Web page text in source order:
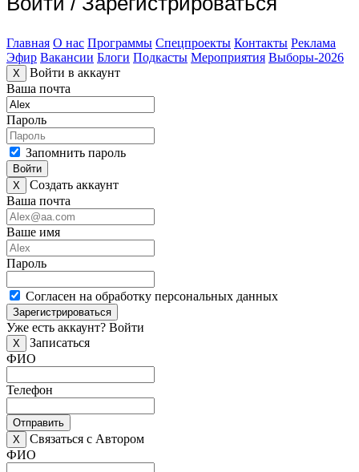
Главная О нас Программы Спецпроекты Контакты Реклама
Эфир Вакансии Блоги Подкасты Мероприятия Выборы-2026
X
Войти в аккаунт
Ваша почта
Пароль
Запомнить пароль
Войти
X
Создать аккаунт
Ваша почта
Ваше имя
Пароль
Согласен на обработку персональных данных
Зарегистрироваться
Уже есть аккаунт? Войти
X
Записаться
ФИО
Телефон
Отправить
X
Связаться с Автором
ФИО